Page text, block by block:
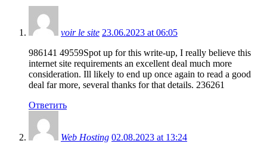
voir le site 23.06.2023 at 06:05
986141 49559Spot up for this write-up, I really believe this
internet site requirements an excellent deal much more
consideration. Ill likely to end up once again to read a good
deal far more, several thanks for that details. 236261
Ответить
Web Hosting 02.08.2023 at 13:24